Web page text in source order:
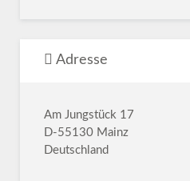
Adresse
Am Jungstück 17
D-55130 Mainz
Deutschland